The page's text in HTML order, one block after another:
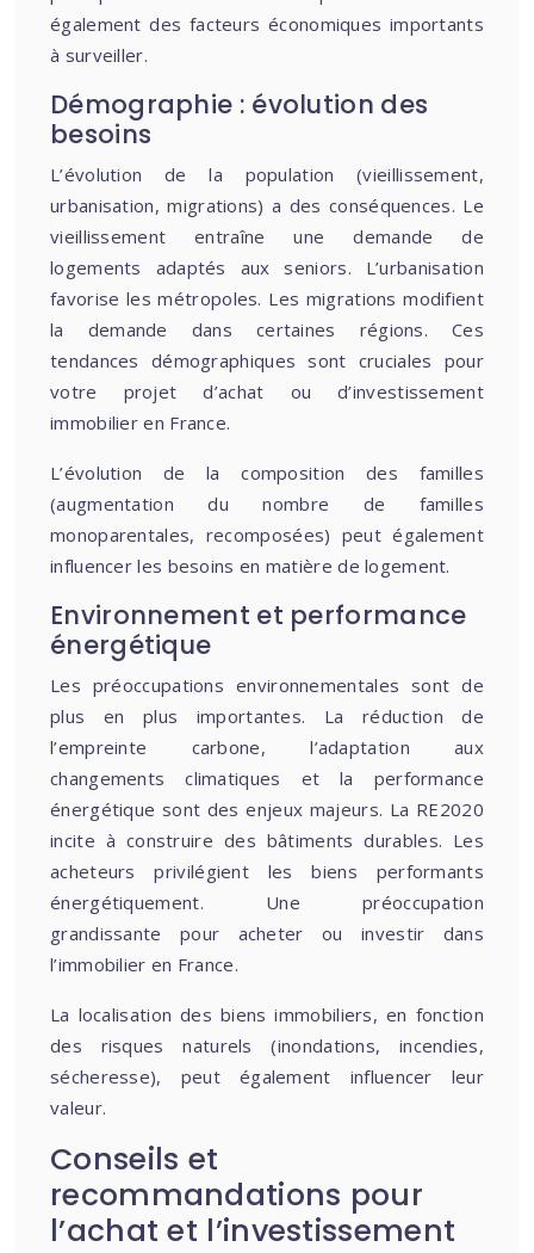
également des facteurs économiques importants
à surveiller.
Démographie : évolution des
besoins
L’évolution de la population (vieillissement,
urbanisation, migrations) a des conséquences. Le
vieillissement entraîne une demande de
logements adaptés aux seniors. L’urbanisation
favorise les métropoles. Les migrations modifient
la demande dans certaines régions. Ces
tendances démographiques sont cruciales pour
votre projet d’achat ou d’investissement
immobilier en France.
L’évolution de la composition des familles
(augmentation du nombre de familles
monoparentales, recomposées) peut également
influencer les besoins en matière de logement.
Environnement et performance
énergétique
Les préoccupations environnementales sont de
plus en plus importantes. La réduction de
l’empreinte carbone, l’adaptation aux
changements climatiques et la performance
énergétique sont des enjeux majeurs. La RE2020
incite à construire des bâtiments durables. Les
acheteurs privilégient les biens performants
énergétiquement. Une préoccupation
grandissante pour acheter ou investir dans
l’immobilier en France.
La localisation des biens immobiliers, en fonction
des risques naturels (inondations, incendies,
sécheresse), peut également influencer leur
valeur.
Conseils et
recommandations pour
l’achat et l’investissement